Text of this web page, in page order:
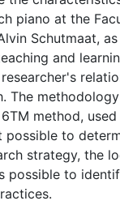
piano at the
Schutmaat,
and
The
method,
to
strategy, the
possible to